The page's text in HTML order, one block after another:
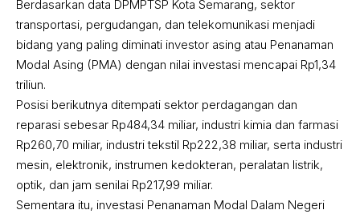
Berdasarkan data DPMPTSP Kota Semarang, sektor
transportasi, pergudangan, dan telekomunikasi menjadi
bidang yang paling diminati investor asing atau Penanaman
Modal Asing (PMA) dengan nilai investasi mencapai Rp1,34
triliun.
Posisi berikutnya ditempati sektor perdagangan dan
reparasi sebesar Rp484,34 miliar, industri kimia dan farmasi
Rp260,70 miliar, industri tekstil Rp222,38 miliar, serta industri
mesin, elektronik, instrumen kedokteran, peralatan listrik,
optik, dan jam senilai Rp217,99 miliar.
Sementara itu, investasi Penanaman Modal Dalam Negeri